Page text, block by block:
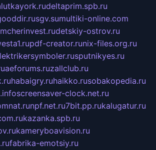
deltaprim.spb.ru
sgv.sumultiki-online.com
cherinvest.rudetskiy-ostrov.ru
pdf-creator.runix-files.org.ru
sputnikyes.ru
aeforums.ruzallclub.ru
habaigry.ruhaikko.rusobakopedia.ru
screensaver-clock.net.ru
npf.net.ru7bit.pp.rukalugatur.ru
kazanka.spb.ru
kameryboavision.ru
fabrika-emotsiy.ru